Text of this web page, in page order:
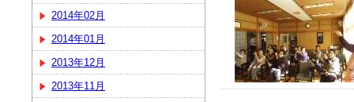
2014年02月
2014年01月
2013年12月
2013年11月